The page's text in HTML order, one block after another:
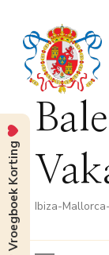
Ibiza-
Vroegboek Korting